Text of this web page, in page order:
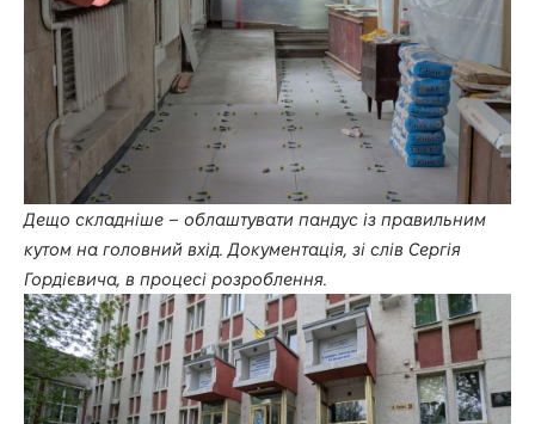
Дещо складніше – облаштувати пандус із правильним
кутом на головний вхід. Документація, зі слів Сергія
Гордієвича, в процесі розроблення.